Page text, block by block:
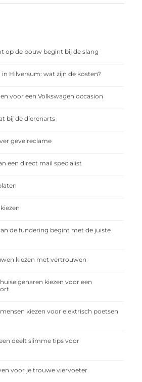
op de bouw begint bij de slang
Hilversum: wat zijn de kosten?
voor een Volkswagen occasion
bij de dierenarts
gevelreclame
een direct mail specialist
de fundering begint met de juiste
kiezen met vertrouwen
kiezen voor een
kiezen voor elektrisch poetsen
deelt slimme tips voor
voor je trouwe viervoeter